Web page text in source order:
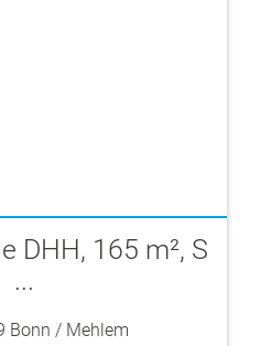
DHH, 165 m², S
...
Bonn / Mehlem